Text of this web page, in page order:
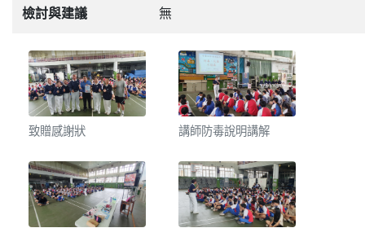
檢討與建議 無
致贈感謝狀 講師防毒說明講解